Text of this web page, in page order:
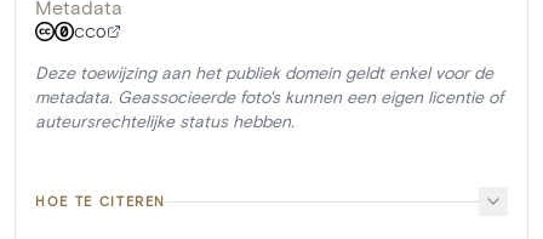
Metadata
CC0
Deze toewijzing aan het publiek domein geldt enkel voor de
metadata. Geassocieerde foto's kunnen een eigen licentie of
auteursrechtelijke status hebben.
HOE TE CITEREN